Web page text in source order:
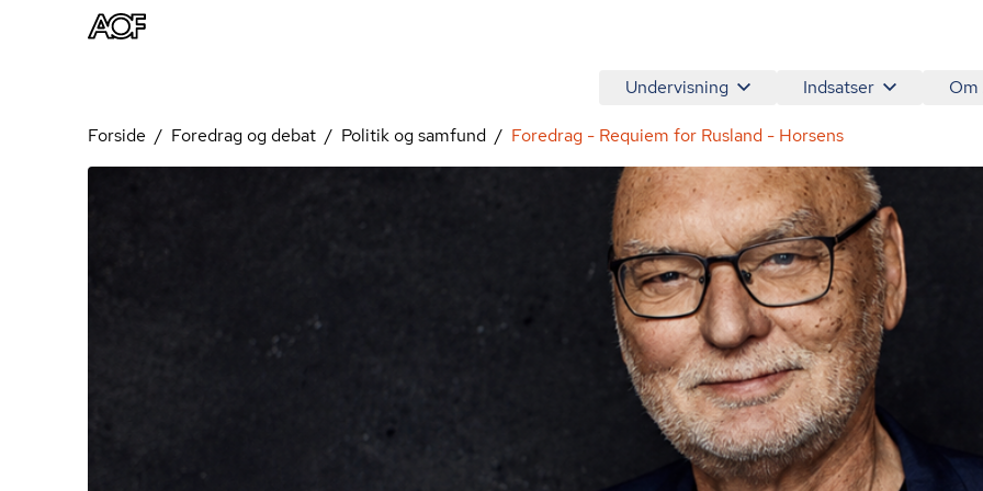
Undervisning Indsatser Om
Forside Foredrag og debat Politik og samfund Foredrag - Requiem for Rusland - Horsens